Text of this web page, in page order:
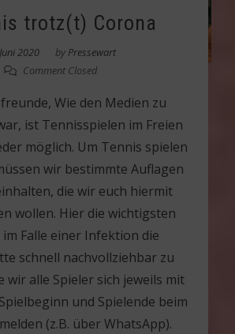
trotz(t) Corona
2020 by Pressewart
Comment Closed
Wie den Medien zu
ist Tennisspielen im Freien
möglich. Um Tennis spielen
wir bestimmte Auflagen
die wir euch hiermit
wollen. Hier die wichtigsten
Falle einer Infektion die
schnell nachvollziehbar zu
wir alle Spieler sich jeweils mit
und Spielende beim
(z.B. über WhatsApp).